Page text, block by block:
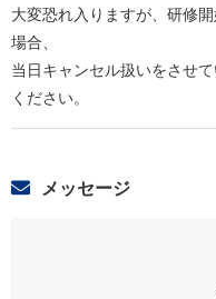
大変恐れ入りますが、研修
場合、
当日キャンセル扱いをさせ
ください。
メッセージ